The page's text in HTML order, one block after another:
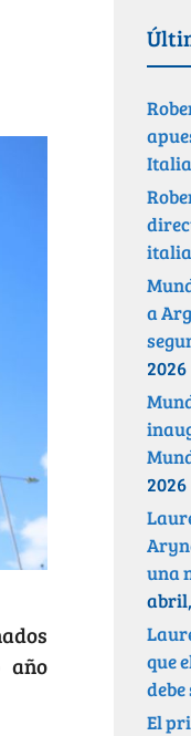
año
Italia
a
2026
2026
una
que
El